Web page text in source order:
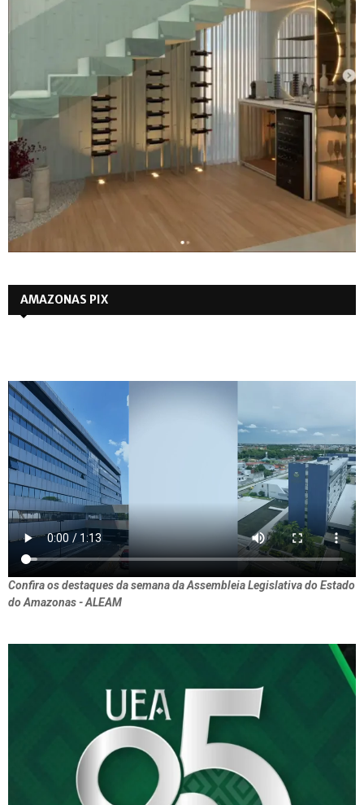
AMAZONAS PIX
Confira os destaques da semana da Assembleia Legislativa do Estado
do Amazonas - ALEAM